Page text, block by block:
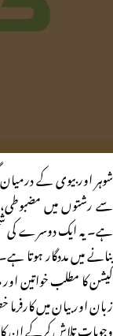
شوہر اور بیوی کے
سے رشتوں میں مضبوطی،
ہے۔ یہ ایک دوسرے کی
بنانے میں مددگار ہوتا
کیشن کا مطلب خواتین
زبان اور بیان میں
وجوہات تلاش کرکے ان کا